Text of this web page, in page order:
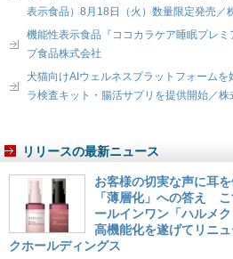
表示食品）8月18日（火）数量限定発売／
機能性表示食品『ココカラケア睡眠プレ
プ食品株式会社
犬猫向けAIウェルネスプラットフォーム
ラ検査キット・腸活サプリを提供開始／株
リリースの最新ニュース
お客様の切実な声に耳
「薄層化」への答え
ールインワン「ハルメ
高機能化を遂げてリニ
クホールディングス